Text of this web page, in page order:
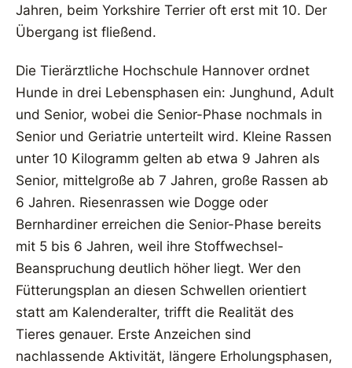
Jahren, beim Yorkshire Terrier oft erst mit 10. Der
Übergang ist fließend.
Die Tierärztliche Hochschule Hannover ordnet
Hunde in drei Lebensphasen ein: Junghund, Adult
und Senior, wobei die Senior-Phase nochmals in
Senior und Geriatrie unterteilt wird. Kleine Rassen
unter 10 Kilogramm gelten ab etwa 9 Jahren als
Senior, mittelgroße ab 7 Jahren, große Rassen ab
6 Jahren. Riesenrassen wie Dogge oder
Bernhardiner erreichen die Senior-Phase bereits
mit 5 bis 6 Jahren, weil ihre Stoffwechsel-
Beanspruchung deutlich höher liegt. Wer den
Fütterungsplan an diesen Schwellen orientiert
statt am Kalenderalter, trifft die Realität des
Tieres genauer. Erste Anzeichen sind
nachlassende Aktivität, längere Erholungsphasen,